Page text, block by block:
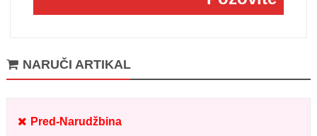
NARUČI ARTIKAL
Pred-Narudžbina